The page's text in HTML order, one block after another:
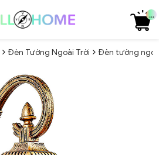
...
Đèn Tường Ngoài Trời Đèn tường